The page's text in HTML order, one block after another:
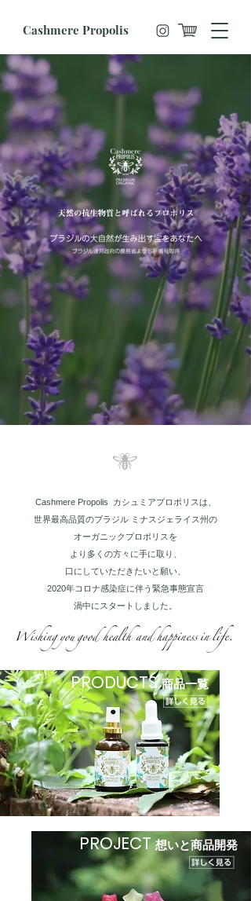
Cashmere Propolis
Cashmere Propolis カシュミアプロポリスは、
世界最高品質のブラジル ミナスジェライス州の
オーガニックプロポリスを
より多くの方々に手に取り、
口にしていただきたいと願い、
2020年コロナ感染症に伴う緊急事態宣言
渦中にスタートしました。
PRODUCTS商品一覧
PROJECT想いと商品開発